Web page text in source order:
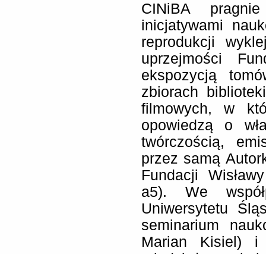
CINiBA
inicjatywami
reprodukcji
uprzejmości
ekspozycją
zbiorach
filmowych, w
opowiedzą o
twórczością,
przez samą
Fundacji
a5). We
Uniwersytetu
seminarium
Marian Kisiel) i